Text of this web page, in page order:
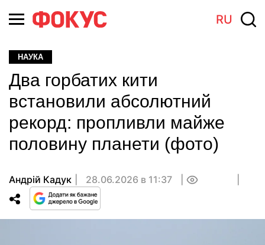
RU
НАУКА
Два горбатих кити
встановили абсолютний
рекорд: пропливли майже
половину планети (фото)
Андрій Кадук 28.06.2026 в 11:37